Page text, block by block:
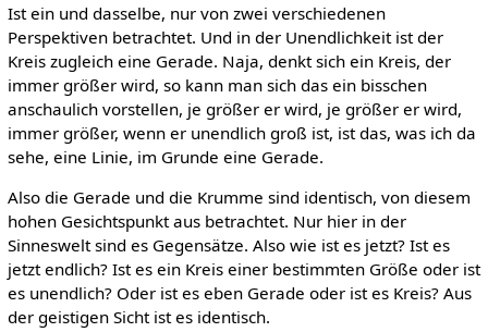
Ist ein und dasselbe, nur von zwei verschiedenen
Perspektiven betrachtet. Und in der Unendlichkeit ist der
Kreis zugleich eine Gerade. Naja, denkt sich ein Kreis, der
immer größer wird, so kann man sich das ein bisschen
anschaulich vorstellen, je größer er wird, je größer er wird,
immer größer, wenn er unendlich groß ist, ist das, was ich da
sehe, eine Linie, im Grunde eine Gerade.
Also die Gerade und die Krumme sind identisch, von diesem
hohen Gesichtspunkt aus betrachtet. Nur hier in der
Sinneswelt sind es Gegensätze. Also wie ist es jetzt? Ist es
jetzt endlich? Ist es ein Kreis einer bestimmten Größe oder ist
es unendlich? Oder ist es eben Gerade oder ist es Kreis? Aus
der geistigen Sicht ist es identisch.